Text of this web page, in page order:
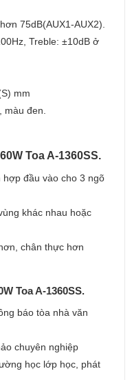
75dB(AUX1-AUX2).
Treble: ±10dB ở
mm
đen.
Toa A-1360SS.
đầu vào cho 3 ngõ
khác nhau hoặc
chân thực hơn
Toa A-1360SS.
báo tòa nhà văn
chuyên nghiệp
học lớp học, phát